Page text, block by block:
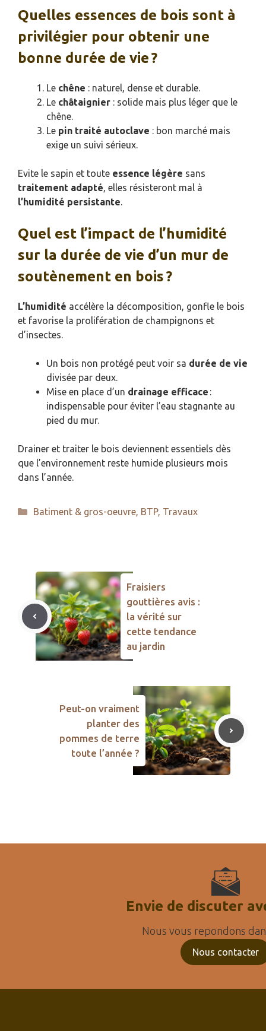
Quelles essences de bois sont à
privilégier pour obtenir une
bonne durée de vie ?
Le chêne : naturel, dense et durable.
Le châtaignier : solide mais plus léger que le
chêne.
Le pin traité autoclave : bon marché mais
exige un suivi sérieux.
Evite le sapin et toute essence légère sans
traitement adapté, elles résisteront mal à
l’humidité persistante.
Quel est l’impact de l’humidité
sur la durée de vie d’un mur de
soutènement en bois ?
L’humidité accélère la décomposition, gonfle le bois
et favorise la prolifération de champignons et
d’insectes.
Un bois non protégé peut voir sa durée de vie
divisée par deux.
Mise en place d’un drainage efficace :
indispensable pour éviter l’eau stagnante au
pied du mur.
Drainer et traiter le bois deviennent essentiels dès
que l’environnement reste humide plusieurs mois
dans l’année.
Catégories
Batiment & gros-oeuvre, BTP, Travaux
Fraisiers
gouttières avis :
la vérité sur
cette tendance
au jardin
Peut-on vraiment
planter des
pommes de terre
toute l’année ?
Envie de discuter
Nous vous repondons
Nous contacter